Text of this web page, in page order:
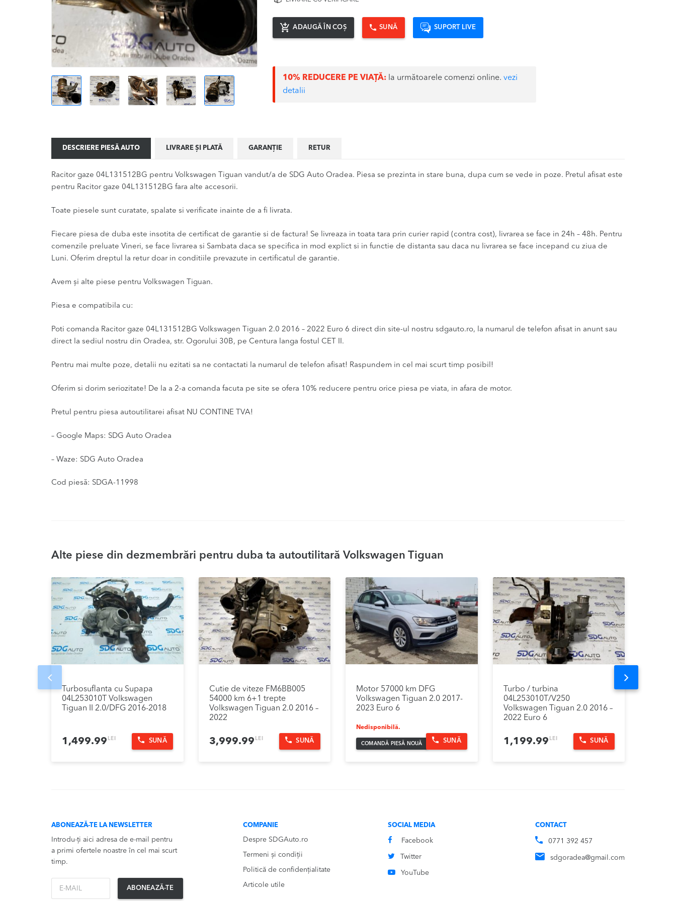
ADAUGĂ ÎN COȘ SUNĂ SUPORT LIVE
10% REDUCERE PE VIAȚĂ: la următoarele comenzi online.vezi
detalii
DESCRIERE PIESĂ AUTO LIVRARE ȘI PLATĂ GARANȚIE RETUR
Racitor gaze 04L131512BG pentru Volkswagen Tiguan vandut/a de SDG Auto Oradea. Piesa se prezinta in stare buna, dupa cum se vede in poze. Pretul afisat este
pentru Racitor gaze 04L131512BG fara alte accesorii.
Toate piesele sunt curatate, spalate si verificate inainte de a fi livrata.
Fiecare piesa de duba este insotita de certificat de garantie si de factura! Se livreaza in toata tara prin curier rapid (contra cost), livrarea se face in 24h – 48h. Pentru
comenzile preluate Vineri, se face livrarea si Sambata daca se specifica in mod explict si in functie de distanta sau daca nu livrarea se face incepand cu ziua de
Luni. Oferim dreptul la retur doar in conditiile prevazute in certificatul de garantie.
Avem și alte piese pentru Volkswagen Tiguan.
Piesa e compatibila cu:
Poti comanda Racitor gaze 04L131512BG Volkswagen Tiguan 2.0 2016 – 2022 Euro 6 direct din site-ul nostru sdgauto.ro, la numarul de telefon afisat in anunt sau
direct la sediul nostru din Oradea, str. Ogorului 30B, pe Centura langa fostul CET II.
Pentru mai multe poze, detalii nu ezitati sa ne contactati la numarul de telefon afisat! Raspundem in cel mai scurt timp posibil!
Oferim si dorim seriozitate! De la a 2-a comanda facuta pe site se ofera 10% reducere pentru orice piesa pe viata, in afara de motor.
Pretul pentru piesa autoutilitarei afisat NU CONTINE TVA!
– Google Maps: SDG Auto Oradea
– Waze: SDG Auto Oradea
Cod piesă: SDGA-11998
Alte piese din dezmembrări pentru duba ta autoutilitară Volkswagen Tiguan
Turbosuflanta cu Supapa
04L253010T Volkswagen
Tiguan II 2.0/DFG 2016-2018
1,499.99 LEI SUNĂ
Cutie de viteze FM6BB005
54000 km 6+1 trepte
Volkswagen Tiguan 2.0 2016 –
2022
3,999.99 LEI SUNĂ
Motor 57000 km DFG
Volkswagen Tiguan 2.0 2017-
2023 Euro 6
Nedisponibilă.
COMANDĂ PIESĂ NOUĂ SUNĂ
Turbo / turbina
04L253010T/V250
Volkswagen Tiguan 2.0 2016 –
2022 Euro 6
1,199.99 LEI SUNĂ
Prev Next
ABONEAZĂ-TE LA NEWSLETTER
Introdu-ți aici adresa de e-mail pentru
a primi ofertele noastre în cel mai scurt
timp.
ABONEAZĂ-TE
COMPANIE
Despre SDGAuto.ro
Termeni și condiții
Politică de confidențialitate
Articole utile
SOCIAL MEDIA
Facebook
Twitter
YouTube
CONTACT
0771 392 457
sdgoradea@gmail.com